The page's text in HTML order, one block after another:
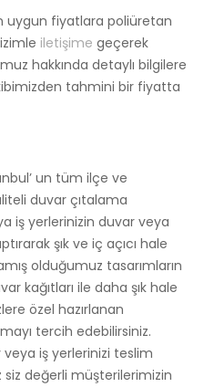
uygun fiyatlara poliüretan
iletişime geçerek
hakkında detaylı bilgilere
tahmini bir fiyatta
un tüm ilçe ve
duvar çıtalama
iş yerlerinizin duvar veya
şık ve iç açıcı hale
olduğumuz tasarımların
kağıtları ile daha şık hale
özel hazırlanan
tercih edebilirsiniz.
veya iş yerlerinizi teslim
değerli müşterilerimizin